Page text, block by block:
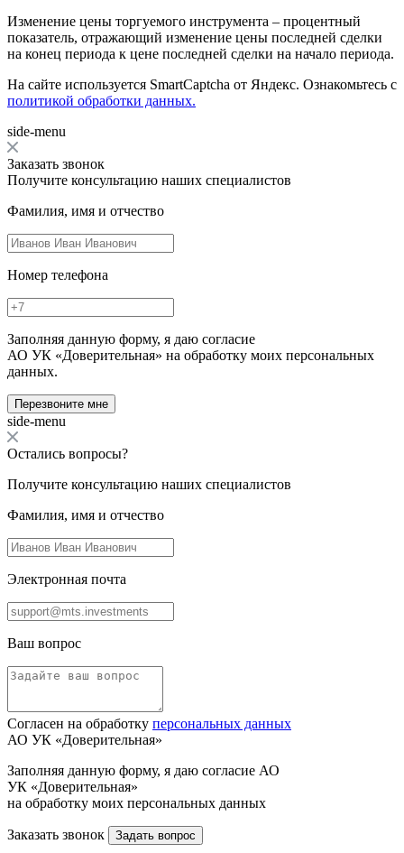
Изменение цены торгуемого инструмента – процентный
показатель, отражающий изменение цены последней сделки
на конец периода к цене последней сделки на начало периода.
На сайте используется SmartCaptcha от Яндекс. Ознакомьтесь с
политикой обработки данных.
side-menu
Заказать звонок
Получите консультацию наших специалистов
Фамилия, имя и отчество
Номер телефона
Заполняя данную форму, я даю согласие
АО УК «Доверительная» на обработку моих персональных
данных.
Перезвоните мне
side-menu
Остались вопросы?
Получите консультацию наших специалистов
Фамилия, имя и отчество
Электронная почта
Ваш вопрос
Согласен на обработку персональных данных
АО УК «Доверительная»
Заполняя данную форму, я даю согласие АО
УК «Доверительная»
на обработку моих персональных данных
Заказать звонок Задать вопрос